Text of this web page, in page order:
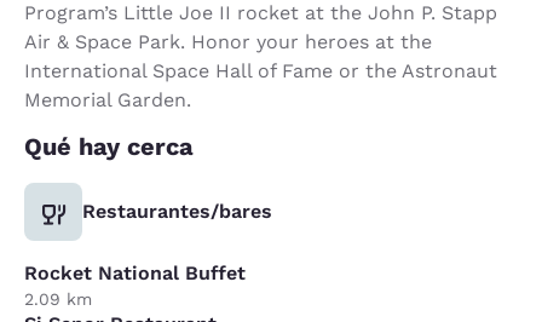
Program’s Little Joe II rocket at the John P. Stapp
Air & Space Park. Honor your heroes at the
International Space Hall of Fame or the Astronaut
Memorial Garden.
Qué hay cerca
Restaurantes/bares
Rocket National Buffet
2.09 km